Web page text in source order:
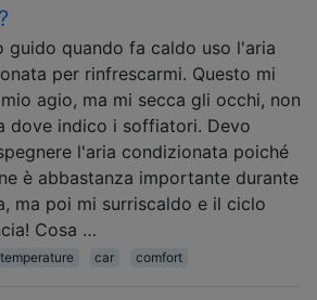
guido quando fa caldo uso l'aria
per rinfrescarmi. Questo mi
agio, ma mi secca gli occhi, non
dove indico i soffiatori. Devo
l'aria condizionata poiché
è abbastanza importante durante
ma poi mi surriscaldo e il ciclo
Cosa …
temperature car comfort